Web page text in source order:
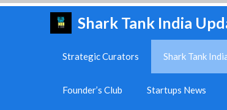
Shark Tank India
Strategic Curators Shark Tank
Founder’s Club Startups News